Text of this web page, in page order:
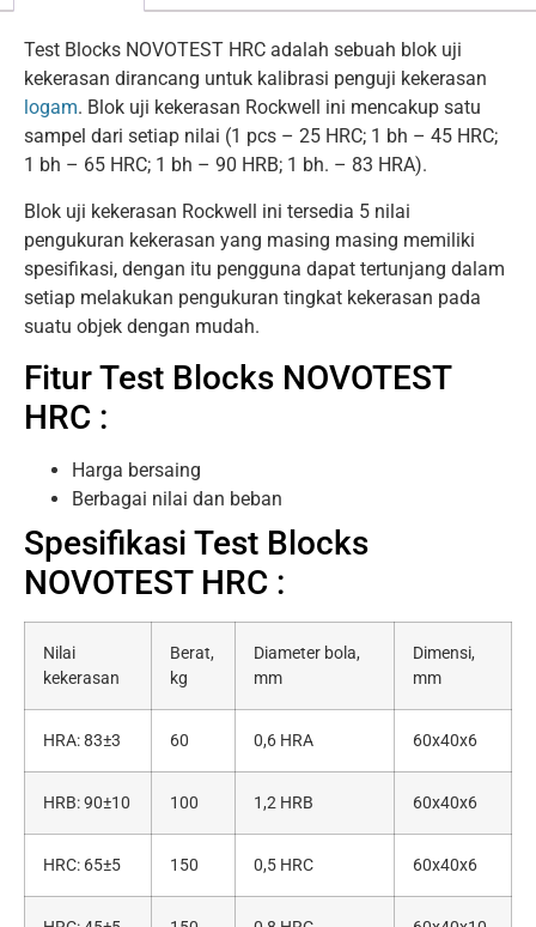
Test Blocks NOVOTEST HRC adalah sebuah blok uji
kekerasan dirancang untuk kalibrasi penguji kekerasan
logam. Blok uji kekerasan Rockwell ini mencakup satu
sampel dari setiap nilai (1 pcs – 25 HRC; 1 bh – 45 HRC;
1 bh – 65 HRC; 1 bh – 90 HRB; 1 bh. – 83 HRA).
Blok uji kekerasan Rockwell ini tersedia 5 nilai
pengukuran kekerasan yang masing masing memiliki
spesifikasi, dengan itu pengguna dapat tertunjang dalam
setiap melakukan pengukuran tingkat kekerasan pada
suatu objek dengan mudah.
Fitur Test Blocks NOVOTEST
HRC :
Harga bersaing
Berbagai nilai dan beban
Spesifikasi Test Blocks
NOVOTEST HRC :
Nilai
kekerasan
Berat,
kg
Diameter bola,
mm
Dimensi,
mm
HRA: 83±3 60 0,6 HRA 60х40х6
HRB: 90±10 100 1,2 HRB 60х40х6
HRC: 65±5 150 0,5 HRC 60х40х6